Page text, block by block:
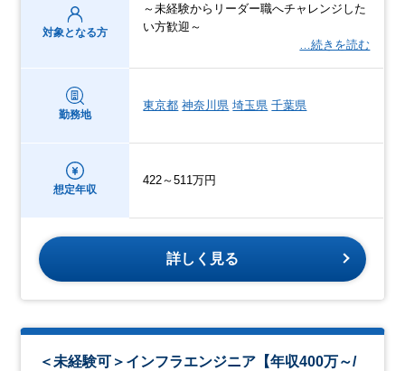
対象となる方
～未経験からリーダー職へチャレンジした
い方歓迎～
…続きを読む
勤務地
東京都 神奈川県 埼玉県 千葉県
想定年収
422～511万円
詳しく見る
＜未経験可＞インフラエンジニア【年収400万～/